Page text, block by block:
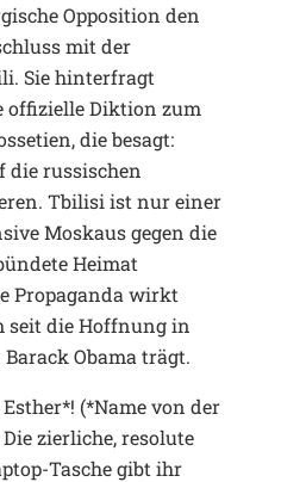
Opposition den
mit der
Sie hinterfragt
offizielle Diktion zum
die besagt:
die russischen
Tbilisi ist nur einer
Moskaus gegen die
Heimat
Propaganda wirkt
seit die Hoffnung in
Obama trägt.
(*Name von der
zierliche, resolute
Tasche gibt ihr